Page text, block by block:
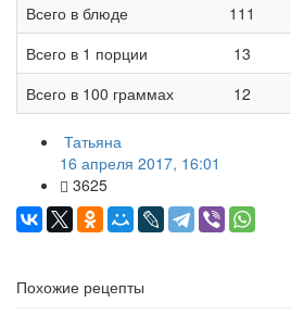
Всего в блюде
111
Всего в 1 порции
13
Всего в 100 граммах
12
Татьяна
16 апреля 2017, 16:01
3625
Похожие рецепты